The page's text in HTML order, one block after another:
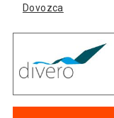
Dovozca